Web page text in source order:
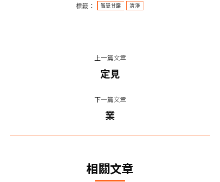
標籤：
智慧甘露 清淨
上一篇文章
上
篇
文
定見
下一篇文章
下
章：
業
相關文章